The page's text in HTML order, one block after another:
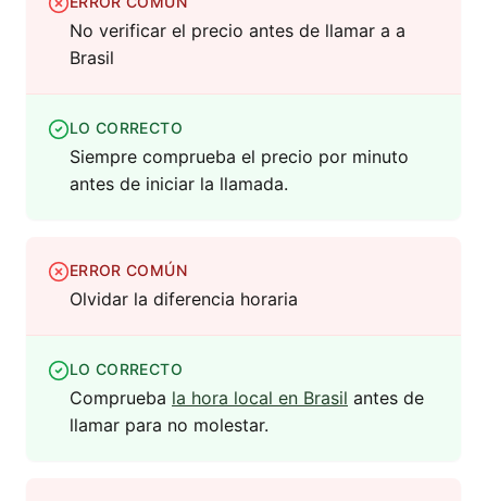
No verificar el precio antes de llamar a a
Brasil
LO CORRECTO
Siempre comprueba el precio por minuto
antes de iniciar la llamada.
ERROR COMÚN
Olvidar la diferencia horaria
LO CORRECTO
Comprueba la hora local en Brasil antes de
llamar para no molestar.